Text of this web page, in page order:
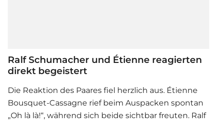
Ralf Schumacher und Étienne reagierten
direkt begeistert
Die Reaktion des Paares fiel herzlich aus. Étienne
Bousquet-Cassagne rief beim Auspacken spontan
„Oh là là!“, während sich beide sichtbar freuten. Ralf